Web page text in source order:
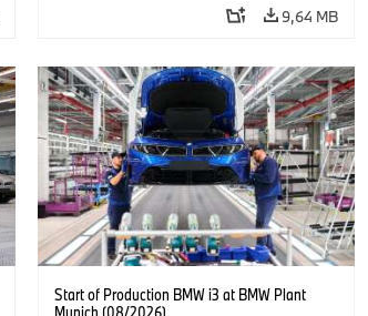
9,64 MB
Start of Production BMW i3 at BMW Plant